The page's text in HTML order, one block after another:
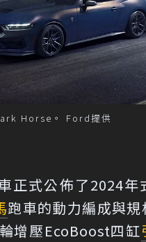
Horse。 Ford提供
正式公佈了2024年
跑車的動力編成與規
增壓EcoBoost四缸